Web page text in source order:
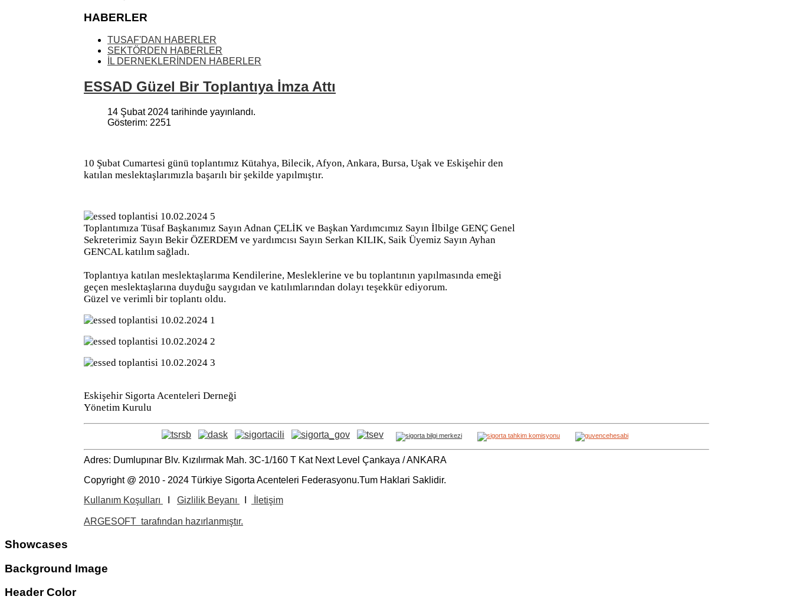
HABERLER
TUSAF'DAN HABERLER
SEKTÖRDEN HABERLER
İL DERNEKLERİNDEN HABERLER
ESSAD Güzel Bir Toplantıya İmza Attı
14 Şubat 2024 tarihinde yayınlandı.
Gösterim: 2251
10 Şubat Cumartesi günü toplantımız Kütahya, Bilecik, Afyon, Ankara, Bursa, Uşak ve Eskişehir den
katılan meslektaşlarımızla başarılı bir şekilde yapılmıştır.
Toplantımıza Tüsaf Başkanımız Sayın Adnan ÇELİK ve Başkan Yardımcımız Sayın İlbilge GENÇ Genel
Sekreterimiz Sayın Bekir ÖZERDEM ve yardımcısı Sayın Serkan KILIK, Saik Üyemiz Sayın Ayhan
GENCAL katılım sağladı.
Toplantıya katılan meslektaşlarıma Kendilerine, Mesleklerine ve bu toplantının yapılmasında emeği
geçen meslektaşlarına duyduğu saygıdan ve katılımlarından dolayı teşekkür ediyorum.
Güzel ve verimli bir toplantı oldu.
Eskişehir Sigorta Acenteleri Derneği
Yönetim Kurulu
Adres: Dumlupınar Blv. Kızılırmak Mah. 3C-1/160 T Kat Next Level Çankaya / ANKARA
Copyright @ 2010 - 2024 Türkiye Sigorta Acenteleri Federasyonu.Tum Haklari Saklidir.
Kullanım Koşulları
Gizlilik Beyanı İletişim
ARGESOFT tarafından hazırlanmıştır.
Showcases
Background Image
Header Color